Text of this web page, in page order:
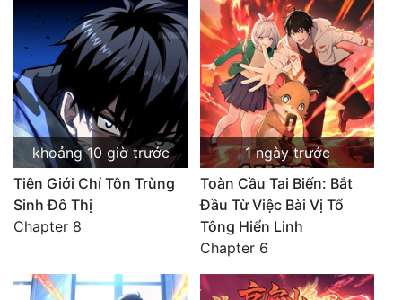
khoảng 10 giờ trước
Tiên Giới Chí Tôn Trùng
Sinh Đô Thị
Chapter 8
1 ngày trước
Toàn Cầu Tai Biến: Bắt
Đầu Từ Việc Bài Vị Tổ
Tông Hiển Linh
Chapter 6